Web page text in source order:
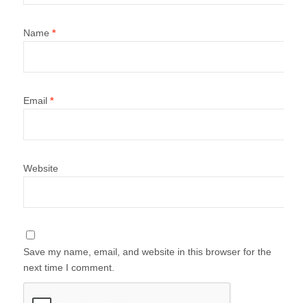
Name *
Email *
Website
Save my name, email, and website in this browser for the
next time I comment.